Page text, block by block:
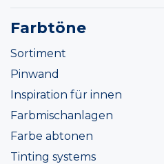
Farbtöne
Sortiment
Pinwand
Inspiration für innen
Farbmischanlagen
Farbe abtonen
Tinting systems